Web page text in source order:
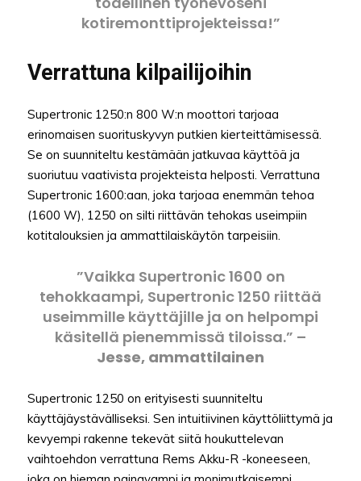
kotiremonttiprojekteissa!”
Verrattuna kilpailijoihin
Supertronic 1250:n 800 W:n moottori tarjoaa
erinomaisen suorituskyvyn putkien kierteittämisessä.
Se on suunniteltu kestämään jatkuvaa käyttöä ja
suoriutuu vaativista projekteista helposti. Verrattuna
Supertronic 1600:aan, joka tarjoaa enemmän tehoa
(1600 W), 1250 on silti riittävän tehokas useimpiin
kotitalouksien ja ammattilaiskäytön tarpeisiin.
”Vaikka Supertronic 1600 on
tehokkaampi, Supertronic 1250 riittää
useimmille käyttäjille ja on helpompi
käsitellä pienemmissä tiloissa.” –
Jesse, ammattilainen
Supertronic 1250 on erityisesti suunniteltu
käyttäjäystävälliseksi. Sen intuitiivinen käyttöliittymä ja
kevyempi rakenne tekevät siitä houkuttelevan
vaihtoehdon verrattuna Rems Akku-R -koneeseen,